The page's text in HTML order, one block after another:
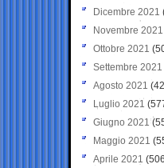
Dicembre 2021
Novembre 2021
Ottobre 2021
Settembre 2021
Agosto 2021
Luglio 2021
Giugno 2021
Maggio 2021
Aprile 2021